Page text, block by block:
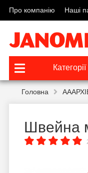
Про компанію Наші
Головна
Швейна